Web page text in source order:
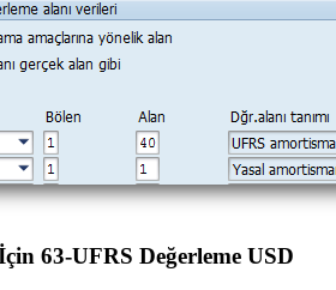
63-UFRS Değerleme USD